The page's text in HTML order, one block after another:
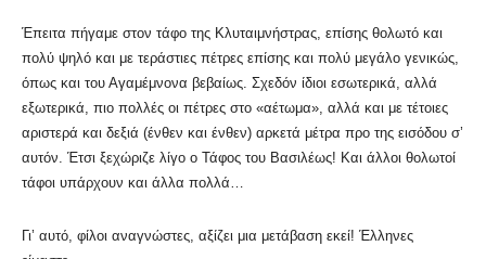
Έπειτα πήγαμε στον τάφο της Κλυταιμνήστρας, επίσης θολωτό και
πολύ ψηλό και με τεράστιες πέτρες επίσης και πολύ μεγάλο γενικώς,
όπως και του Αγαμέμνονα βεβαίως. Σχεδόν ίδιοι εσωτερικά, αλλά
εξωτερικά, πιο πολλές οι πέτρες στο «αέτωμα», αλλά και με τέτοιες
αριστερά και δεξιά (ένθεν και ένθεν) αρκετά μέτρα προ της εισόδου σ’
αυτόν. Έτσι ξεχώριζε λίγο ο Τάφος του Βασιλέως! Και άλλοι θολωτοί
τάφοι υπάρχουν και άλλα πολλά…
Γι’ αυτό, φίλοι αναγνώστες, αξίζει μια μετάβαση εκεί! Έλληνες